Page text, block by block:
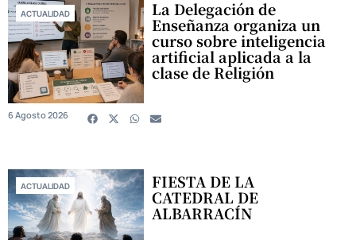
ACTUALIDAD La Delegación de
Enseñanza organiza un
curso sobre inteligencia
artificial aplicada a la
clase de Religión
6 Agosto 2026
ACTUALIDAD FIESTA DE LA
CATEDRAL DE
ALBARRACÍN